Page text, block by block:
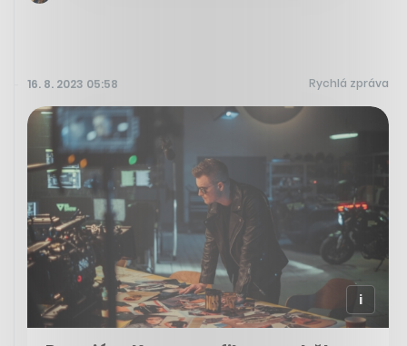
16. 8. 2023 05:58 Rychlá zpráva